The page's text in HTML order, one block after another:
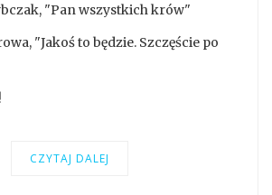
"Pan wszystkich krów"
"Jakoś to będzie. Szczęście po
CZYTAJ DALEJ